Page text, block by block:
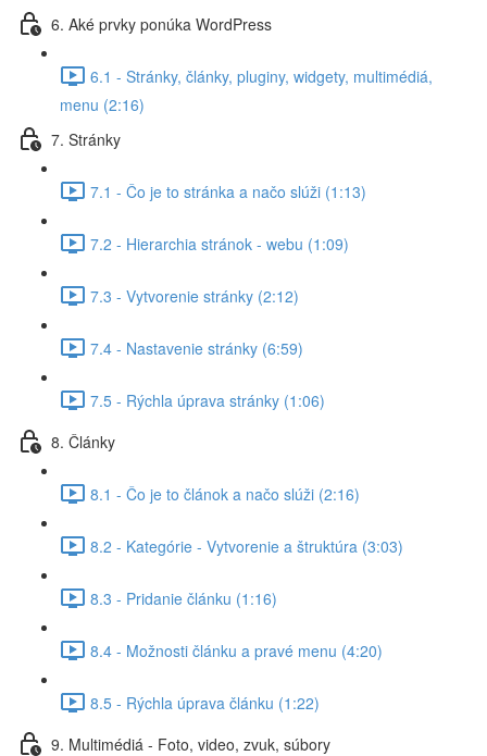
6. Aké prvky ponúka WordPress
6.1 - Stránky, články, pluginy, widgety, multimédiá,
menu (2:16)
7. Stránky
7.1 - Čo je to stránka a načo slúži (1:13)
7.2 - Hierarchia stránok - webu (1:09)
7.3 - Vytvorenie stránky (2:12)
7.4 - Nastavenie stránky (6:59)
7.5 - Rýchla úprava stránky (1:06)
8. Články
8.1 - Čo je to článok a načo slúži (2:16)
8.2 - Kategórie - Vytvorenie a štruktúra (3:03)
8.3 - Pridanie článku (1:16)
8.4 - Možnosti článku a pravé menu (4:20)
8.5 - Rýchla úprava článku (1:22)
9. Multimédiá - Foto, video, zvuk, súbory